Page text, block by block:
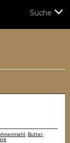
, Butter,
Suche
Suche